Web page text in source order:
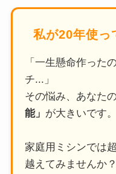
私が20年使っ
「一生懸命作った
チ...」
その悩み、あなた
能」 が大きいです。
家庭用ミシンでは
越えてみませんか？